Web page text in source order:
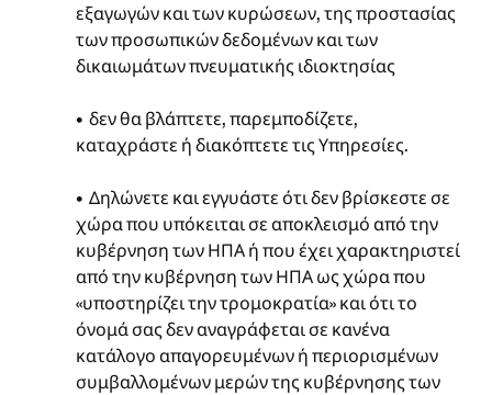
εξαγωγών και των κυρώσεων, της προστασίας
των προσωπικών δεδομένων και των
δικαιωμάτων πνευματικής ιδιοκτησίας
• δεν θα βλάπτετε, παρεμποδίζετε,
καταχράστε ή διακόπτετε τις Υπηρεσίες.
• Δηλώνετε και εγγυάστε ότι δεν βρίσκεστε σε
χώρα που υπόκειται σε αποκλεισμό από την
κυβέρνηση των ΗΠΑ ή που έχει χαρακτηριστεί
από την κυβέρνηση των ΗΠΑ ως χώρα που
«υποστηρίζει την τρομοκρατία» και ότι το
όνομά σας δεν αναγράφεται σε κανένα
κατάλογο απαγορευμένων ή περιορισμένων
συμβαλλομένων μερών της κυβέρνησης των